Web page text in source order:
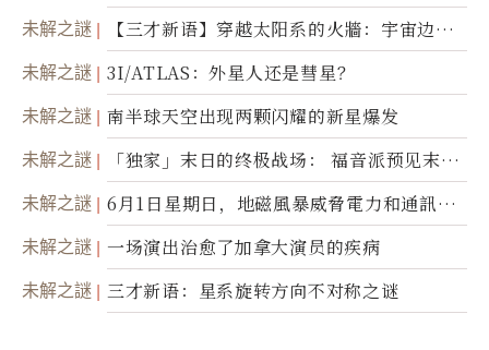
未解之謎
【三才新语】穿越太阳系的火牆：宇宙边界
新启示
未解之謎 3I/ATLAS：外星人还是彗星？
未解之謎 南半球天空出现两颗闪耀的新星爆发
未解之謎
「独家」末日的终极战场： 福音派预见末
世；希腊僧侣预言以色列的进攻
未解之謎
6月1日星期日，地磁風暴威脅電力和通訊基
礎設施
未解之謎 一场演出治愈了加拿大演员的疾病
未解之謎 三才新语：星系旋转方向不对称之谜